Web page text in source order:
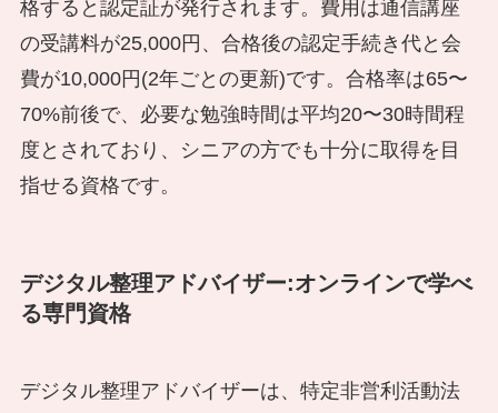
格すると認定証が発行されます。費用は通信講座
の受講料が25,000円、合格後の認定手続き代と会
費が10,000円(2年ごとの更新)です。合格率は65〜
70%前後で、必要な勉強時間は平均20〜30時間程
度とされており、シニアの方でも十分に取得を目
指せる資格です。
デジタル整理アドバイザー:オンラインで学べ
る専門資格
デジタル整理アドバイザーは、特定非営利活動法